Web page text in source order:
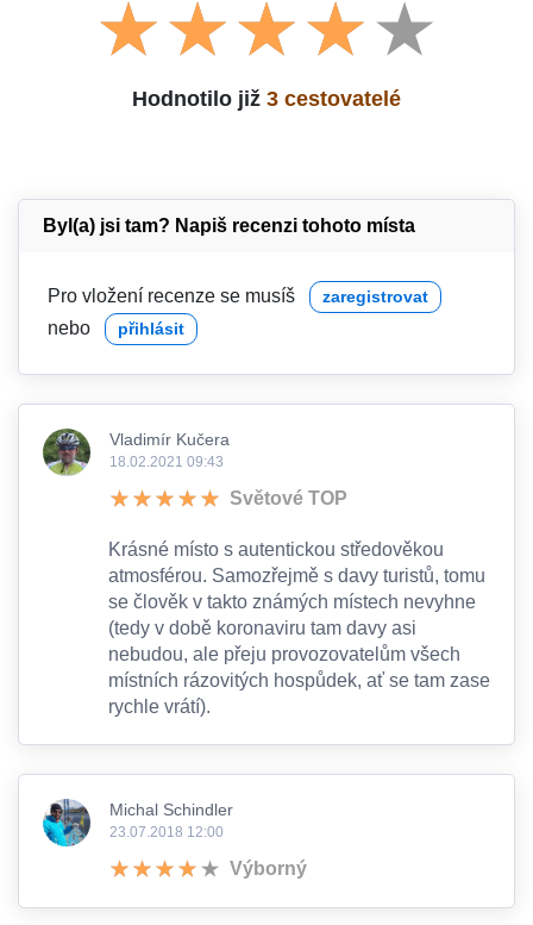
Hodnotilo již 3 cestovatelé
Byl(a) jsi tam? Napiš recenzi tohoto místa
Pro vložení recenze se musíš zaregistrovat
nebo přihlásit
Vladimír Kučera
18.02.2021 09:43
Světové TOP
Krásné místo s autentickou středověkou
atmosférou. Samozřejmě s davy turistů, tomu
se člověk v takto známých místech nevyhne
(tedy v době koronaviru tam davy asi
nebudou, ale přeju provozovatelům všech
místních rázovitých hospůdek, ať se tam zase
rychle vrátí).
Michal Schindler
23.07.2018 12:00
Výborný